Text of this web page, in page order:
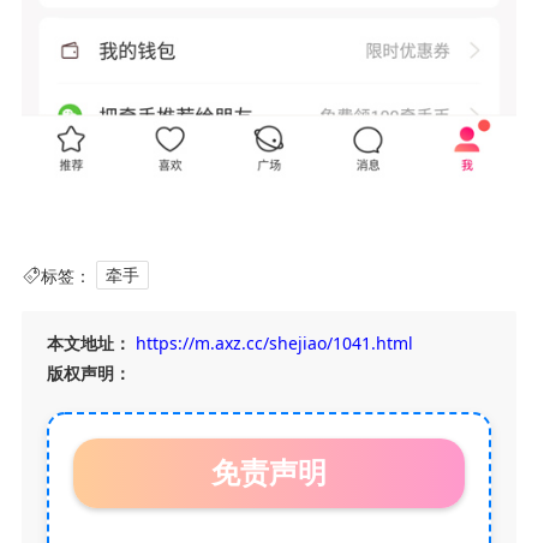
标签： 牵手
本文地址： https://m.axz.cc/shejiao/1041.html
版权声明：
免责声明